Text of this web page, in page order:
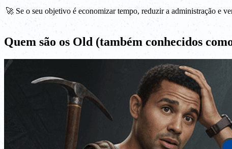
🚀 Se o seu objetivo é economizar tempo, reduzir a administração e
Quem são os Old (também conhecidos